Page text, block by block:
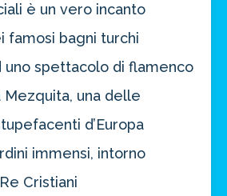
è un vero incanto
famosi bagni turchi
uno spettacolo di flamenco
una delle
d’Europa
immensi, intorno
Cristiani